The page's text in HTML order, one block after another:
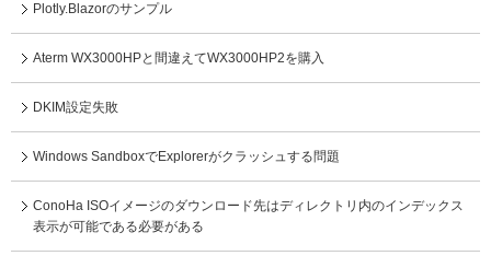
Plotly.Blazorのサンプル
Aterm WX3000HPと間違えてWX3000HP2を購入
DKIM設定失敗
Windows SandboxでExplorerがクラッシュする問題
ConoHa ISOイメージのダウンロード先はディレクトリ内のインデックス
表示が可能である必要がある